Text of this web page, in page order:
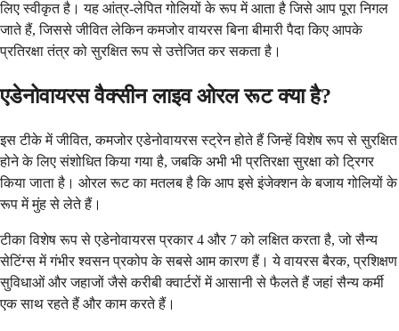
लिए स्वीकृत है। यह आंत्र-लेपित गोलियों के रूप में आता है जिसे आप पूरा निगल
जाते हैं, जिससे जीवित लेकिन कमजोर वायरस बिना बीमारी पैदा किए आपके
प्रतिरक्षा तंत्र को सुरक्षित रूप से उत्तेजित कर सकता है।
एडेनोवायरस वैक्सीन लाइव ओरल रूट क्या है?
इस टीके में जीवित, कमजोर एडेनोवायरस स्ट्रेन होते हैं जिन्हें विशेष रूप से सुरक्षित
होने के लिए संशोधित किया गया है, जबकि अभी भी प्रतिरक्षा सुरक्षा को ट्रिगर
किया जाता है। ओरल रूट का मतलब है कि आप इसे इंजेक्शन के बजाय गोलियों के
रूप में मुंह से लेते हैं।
टीका विशेष रूप से एडेनोवायरस प्रकार 4 और 7 को लक्षित करता है, जो सैन्य
सेटिंग्स में गंभीर श्वसन प्रकोप के सबसे आम कारण हैं। ये वायरस बैरक, प्रशिक्षण
सुविधाओं और जहाजों जैसे करीबी क्वार्टरों में आसानी से फैलते हैं जहां सैन्य कर्मी
एक साथ रहते हैं और काम करते हैं।